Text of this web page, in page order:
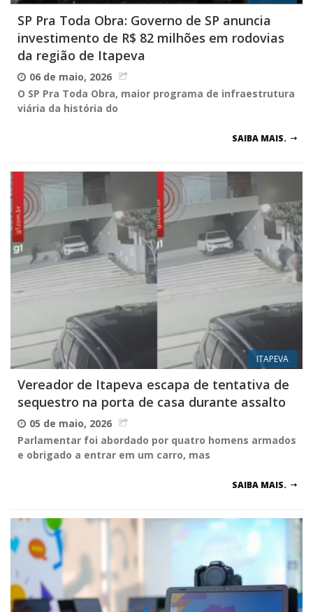
SP Pra Toda Obra: Governo de SP anuncia
investimento de R$ 82 milhões em rodovias
da região de Itapeva
06 de maio, 2026
O SP Pra Toda Obra, maior programa de infraestrutura
viária da história do
SAIBA MAIS.
ITAPEVA
Vereador de Itapeva escapa de tentativa de
sequestro na porta de casa durante assalto
05 de maio, 2026
Parlamentar foi abordado por quatro homens armados
e obrigado a entrar em um carro, mas
SAIBA MAIS.